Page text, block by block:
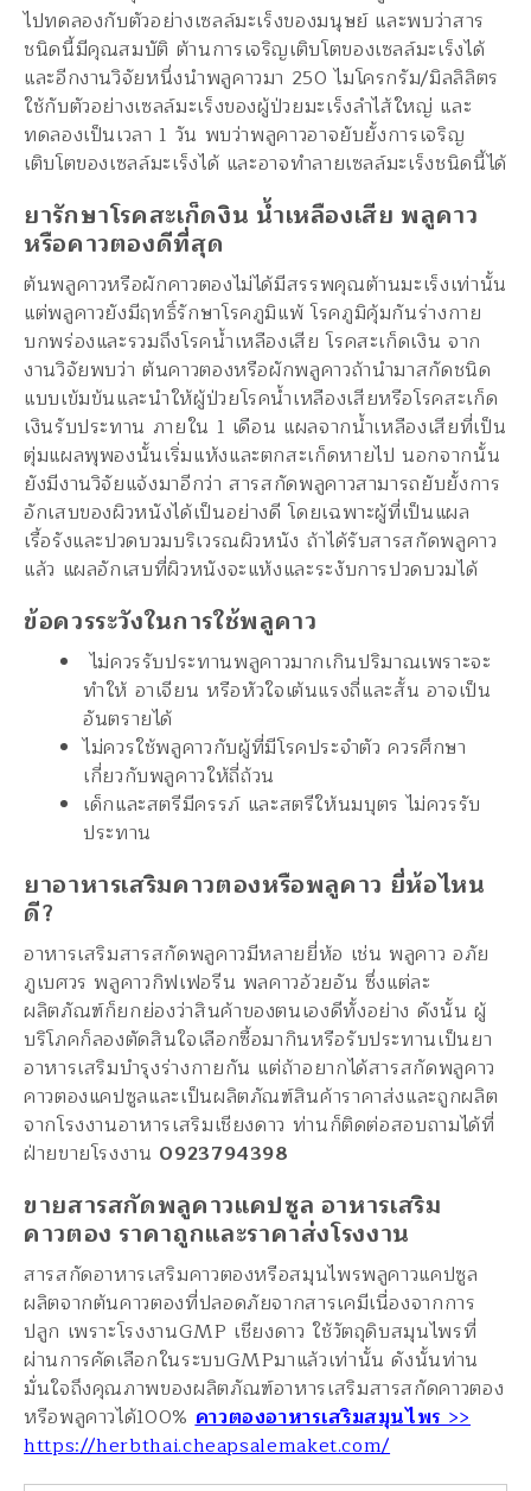
ไปทดลองกับตัวอย่างเซลล์มะเร็งของมนุษย์ และพบว่าสาร
ชนิดนี้มีคุณสมบัติ ต้านการเจริญเติบโตของเซลล์มะเร็งได้
และอีกงานวิจัยหนึ่งนำพลูคาวมา 250 ไมโครกรัม/มิลลิลิตร
ใช้กับตัวอย่างเซลล์มะเร็งของผู้ป่วยมะเร็งลำไส้ใหญ่ และ
ทดลองเป็นเวลา 1 วัน พบว่าพลูคาวอาจยับยั้งการเจริญ
เติบโตของเซลล์มะเร็งได้ และอาจทำลายเซลล์มะเร็งชนิดนี้ได้
ยารักษาโรคสะเก็ดงิน น้ำเหลืองเสีย พลูคาว
หรือคาวตองดีที่สุด
ต้นพลูคาวหรือผักคาวตองไม่ได้มีสรรพคุณต้านมะเร็งเท่านั้น
แต่พลูคาวยังมีฤทธิ์รักษาโรคภูมิแพ้ โรคภูมิคุ้มกันร่างกาย
บกพร่องและรวมถึงโรคน้ำเหลืองเสีย โรคสะเก็ดเงิน จาก
งานวิจัยพบว่า ต้นคาวตองหรือผักพลูคาวถ้านำมาสกัดชนิด
แบบเข้มข้นและนำให้ผู้ป่วยโรคน้ำเหลืองเสียหรือโรคสะเก็ด
เงินรับประทาน ภายใน 1 เดือน แผลจากน้ำเหลืองเสียที่เป็น
ตุ่มแผลพุพองนั้นเริ่มแห้งและตกสะเก็ดหายไป นอกจากนั้น
ยังมีงานวิจัยแจ้งมาอีกว่า สารสกัดพลูคาวสามารถยับยั้งการ
อักเสบของผิวหนังได้เป็นอย่างดี โดยเฉพาะผู้ที่เป็นแผล
เรื้อรังและปวดบวมบริเวรณผิวหนัง ถ้าได้รับสารสกัดพลูคาว
แล้ว แผลอักเสบที่ผิวหนังจะแห้งและระงับการปวดบวมได้
ข้อควรระวังในการใช้พลูคาว
ไม่ควรรับประทานพลูคาวมากเกินปริมาณเพราะจะ
ทำให้ อาเจียน หรือหัวใจเต้นแรงถี่และสั้น อาจเป็น
อันตรายได้
ไม่ควรใช้พลูคาวกับผู้ที่มีโรคประจำตัว ควรศึกษา
เกี่ยวกับพลูคาวให้ถี่ถ้วน
เด็กและสตรีมีครรภ์ และสตรีให้นมบุตร ไม่ควรรับ
ประทาน
ยาอาหารเสริมคาวตองหรือพลูคาว ยี่ห้อไหน
ดี?
อาหารเสริมสารสกัดพลูคาวมีหลายยี่ห้อ เช่น พลูคาว อภัย
ภูเบศวร พลูคาวกิฟเฟอรีน พลคาวอ้วยอัน ซึ่งแต่ละ
ผลิตภัณฑ์ก็ยกย่องว่าสินค้าของตนเองดีทั้งอย่าง ดังนั้น ผู้
บริโภคก็ลองตัดสินใจเลือกซื้อมากินหรือรับประทานเป็นยา
อาหารเสริมบำรุงร่างกายกัน แต่ถ้าอยากได้สารสกัดพลูคาว
คาวตองแคปซูลและเป็นผลิตภัณฑ์สินค้าราคาส่งและถูกผลิต
จากโรงงานอาหารเสริมเชียงดาว ท่านก็ติดต่อสอบถามได้ที่
ฝ่ายขายโรงงาน 0923794398
ขายสารสกัดพลูคาวแคปซูล อาหารเสริม
คาวตอง ราคาถูกและราคาส่งโรงงาน
สารสกัดอาหารเสริมคาวตองหรือสมุนไพรพลูคาวแคปซูล
ผลิตจากต้นคาวตองที่ปลอดภัยจากสารเคมีเนื่องจากการ
ปลูก เพราะโรงงานGMP เชียงดาว ใช้วัตถุดิบสมุนไพรที่
ผ่านการคัดเลือกในระบบGMPมาแล้วเท่านั้น ดังนั้นท่าน
มั่นใจถึงคุณภาพของผลิตภัณฑ์อาหารเสริมสารสกัดคาวตอง
หรือพลูคาวได้100%คาวตองอาหารเสริมสมุนไพร>>
https://herbthai.cheapsalemaket.com/